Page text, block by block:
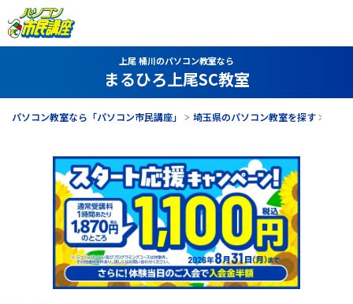
上尾 桶川のパソコン教室なら
まるひろ上尾SC教室
パソコン教室なら「パソコン市民講座」 埼玉県のパソコン教室を探す